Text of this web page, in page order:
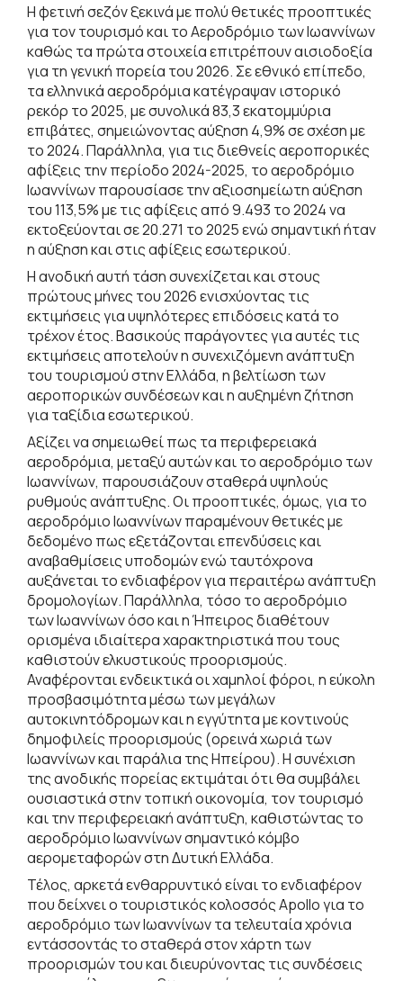
Η φετινή σεζόν ξεκινά με πολύ θετικές προοπτικές
για τον τουρισμό και το Αεροδρόμιο των Ιωαννίνων
καθώς τα πρώτα στοιχεία επιτρέπουν αισιοδοξία
για τη γενική πορεία του 2026. Σε εθνικό επίπεδο,
τα ελληνικά αεροδρόμια κατέγραψαν ιστορικό
ρεκόρ το 2025, με συνολικά 83,3 εκατομμύρια
επιβάτες, σημειώνοντας αύξηση 4,9% σε σχέση με
το 2024. Παράλληλα, για τις διεθνείς αεροπορικές
αφίξεις την περίοδο 2024-2025, το αεροδρόμιο
Ιωαννίνων παρουσίασε την αξιοσημείωτη αύξηση
του 113,5% με τις αφίξεις από 9.493 το 2024 να
εκτοξεύονται σε 20.271 το 2025 ενώ σημαντική ήταν
η αύξηση και στις αφίξεις εσωτερικού.
Η ανοδική αυτή τάση συνεχίζεται και στους
πρώτους μήνες του 2026 ενισχύοντας τις
εκτιμήσεις για υψηλότερες επιδόσεις κατά το
τρέχον έτος. Βασικούς παράγοντες για αυτές τις
εκτιμήσεις αποτελούν η συνεχιζόμενη ανάπτυξη
του τουρισμού στην Ελλάδα, η βελτίωση των
αεροπορικών συνδέσεων και η αυξημένη ζήτηση
για ταξίδια εσωτερικού.
Αξίζει να σημειωθεί πως τα περιφερειακά
αεροδρόμια, μεταξύ αυτών και το αεροδρόμιο των
Ιωαννίνων, παρουσιάζουν σταθερά υψηλούς
ρυθμούς ανάπτυξης. Οι προοπτικές, όμως, για το
αεροδρόμιο Ιωαννίνων παραμένουν θετικές με
δεδομένο πως εξετάζονται επενδύσεις και
αναβαθμίσεις υποδομών ενώ ταυτόχρονα
αυξάνεται το ενδιαφέρον για περαιτέρω ανάπτυξη
δρομολογίων. Παράλληλα, τόσο το αεροδρόμιο
των Ιωαννίνων όσο και η Ήπειρος διαθέτουν
ορισμένα ιδιαίτερα χαρακτηριστικά που τους
καθιστούν ελκυστικούς προορισμούς.
Αναφέρονται ενδεικτικά οι χαμηλοί φόροι, η εύκολη
προσβασιμότητα μέσω των μεγάλων
αυτοκινητόδρομων και η εγγύτητα με κοντινούς
δημοφιλείς προορισμούς (ορεινά χωριά των
Ιωαννίνων και παράλια της Ηπείρου). Η συνέχιση
της ανοδικής πορείας εκτιμάται ότι θα συμβάλει
ουσιαστικά στην τοπική οικονομία, τον τουρισμό
και την περιφερειακή ανάπτυξη, καθιστώντας το
αεροδρόμιο Ιωαννίνων σημαντικό κόμβο
αερομεταφορών στη Δυτική Ελλάδα.
Τέλος, αρκετά ενθαρρυντικό είναι το ενδιαφέρον
που δείχνει ο τουριστικός κολοσσός Apollo για το
αεροδρόμιο των Ιωαννίνων τα τελευταία χρόνια
εντάσσοντάς το σταθερά στον χάρτη των
προορισμών του και διευρύνοντας τις συνδέσεις